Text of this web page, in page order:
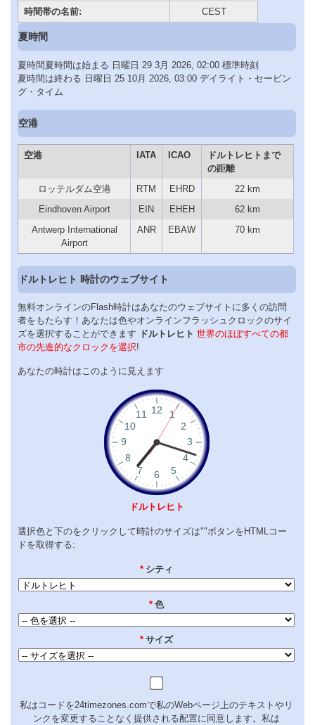
時間帯の名前:
CEST
夏時間
夏時間夏時間は始まる 日曜日 29 3月 2026, 02:00 標準時刻
夏時間は終わる 日曜日 25 10月 2026, 03:00 デイライト・セービン
グ・タイム
空港
空港 IATA ICAO
ドルトレヒトまで
の距離
ロッテルダム空港
RTM EHRD
22 km
Eindhoven Airport
EIN EHEH
62 km
Antwerp International
Airport
ANR EBAW 70 km
ドルトレヒト 時計のウェブサイト
無料オンラインのFlash時計はあなたのウェブサイトに多くの訪問
者をもたらす！あなたは色やオンラインフラッシュクロックのサイ
ズを選択することができます
ドルトレヒト 世界のほぼすべての都
市の先進的なクロックを選択!
あなたの時計はこのように見えます
ドルトレヒト
選択色と下のをクリックして時計のサイズは""ボタンをHTMLコー
ドを取得する:
* シティ
* 色
* サイズ
私はコードを24timezones.comで私のWebページ上のテキストやリ
ンクを変更することなく提供される配置に同意します。私は